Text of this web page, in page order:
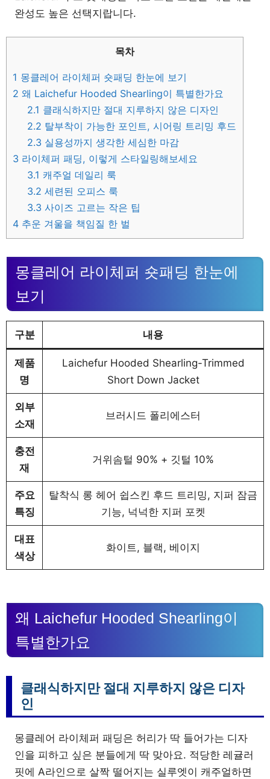
완성도 높은 선택지랍니다.
목차
1 몽클레어 라이체퍼 숏패딩 한눈에 보기
2 왜 Laichefur Hooded Shearling이 특별한가요
2.1 클래식하지만 절대 지루하지 않은 디자인
2.2 탈부착이 가능한 포인트, 시어링 트리밍 후드
2.3 실용성까지 생각한 세심한 마감
3 라이체퍼 패딩, 이렇게 스타일링해보세요
3.1 캐주얼 데일리 룩
3.2 세련된 오피스 룩
3.3 사이즈 고르는 작은 팁
4 추운 겨울을 책임질 한 벌
몽클레어 라이체퍼 숏패딩 한눈에
보기
구분 내용
제품
명
Laichefur Hooded Shearling-Trimmed
Short Down Jacket
외부
소재
브러시드 폴리에스터
충전
재
거위솜털 90% + 깃털 10%
주요
특징
탈착식 롱 헤어 쉽스킨 후드 트리밍, 지퍼 잠금
기능, 넉넉한 지퍼 포켓
대표
색상
화이트, 블랙, 베이지
왜 Laichefur Hooded Shearling이
특별한가요
클래식하지만 절대 지루하지 않은 디자
인
몽클레어 라이체퍼 패딩은 허리가 딱 들어가는 디자
인을 피하고 싶은 분들에게 딱 맞아요. 적당한 레귤러
핏에 A라인으로 살짝 떨어지는 실루엣이 캐주얼하면